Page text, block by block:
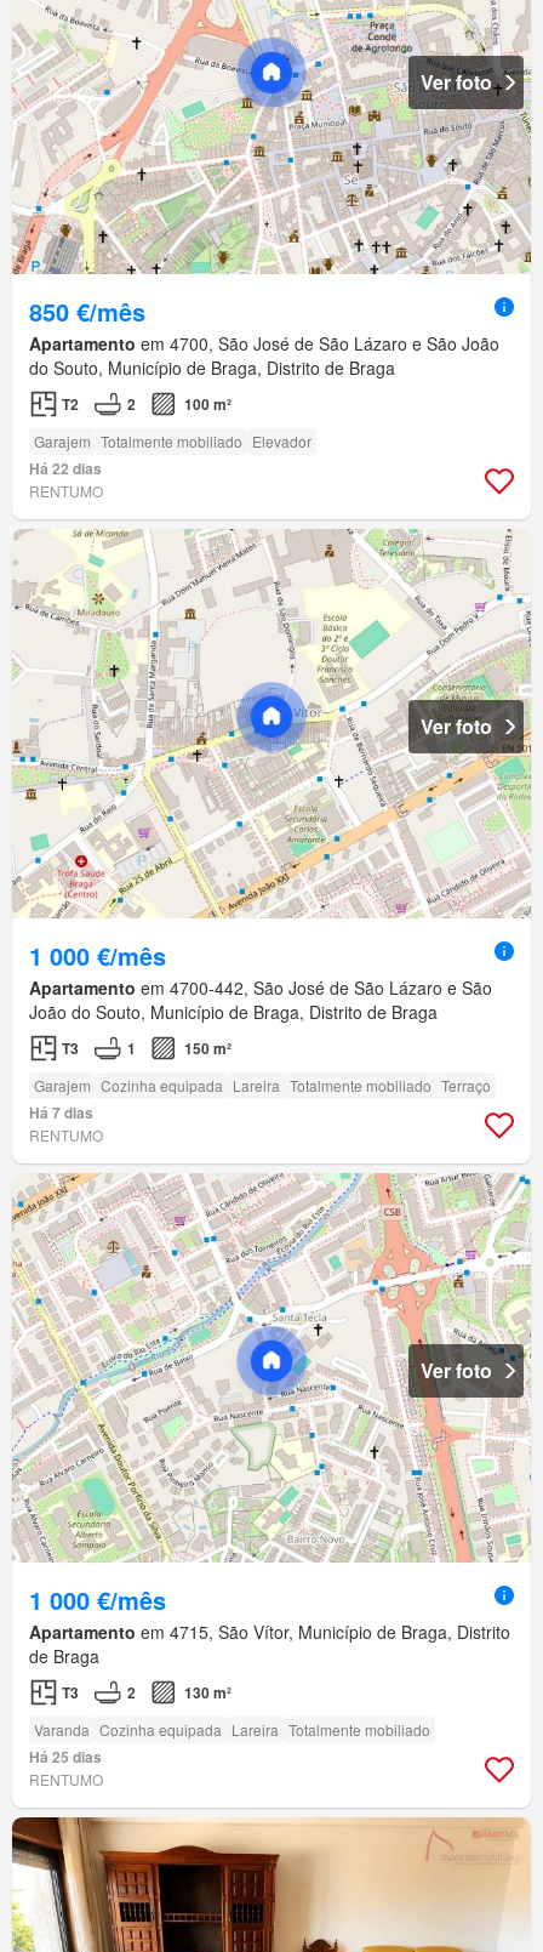
Ver foto
850 €/mês
Apartamento em 4700, São José de São Lázaro e São João
do Souto, Município de Braga, Distrito de Braga
T2 2 100 m²
Garajem Totalmente mobiliado Elevador
Há 22 dias
RENTUMO
Ver foto
1 000 €/mês
Apartamento em 4700-442, São José de São Lázaro e São
João do Souto, Município de Braga, Distrito de Braga
T3 1 150 m²
Garajem Cozinha equipada Lareira Totalmente mobiliado Terraço
Há 7 dias
RENTUMO
Ver foto
1 000 €/mês
Apartamento em 4715, São Vítor, Município de Braga, Distrito
de Braga
T3 2 130 m²
Varanda Cozinha equipada Lareira Totalmente mobiliado
Há 25 dias
RENTUMO